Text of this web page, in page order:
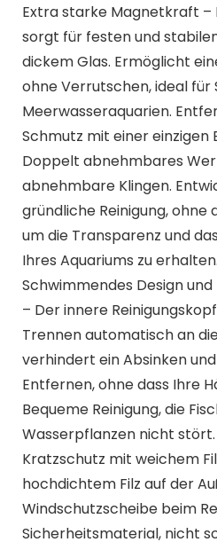
Extra starke Magnetkraft
sorgt für festen und
dickem Glas. Ermöglicht
ohne Verrutschen, ideal für
Meerwasseraquarien.
Schmutz mit einer einzigen
Doppelt abnehmbares
abnehmbare Klingen.
gründliche Reinigung, ohne
um die Transparenz und
Ihres Aquariums zu erhalten.
Schwimmendes Design
– Der innere
Trennen automatisch an
verhindert ein Absinken
Entfernen, ohne dass Ihre
Bequeme Reinigung, die
Wasserpflanzen nicht stört.
Kratzschutz mit weichem
hochdichtem Filz auf der
Windschutzscheibe beim
Sicherheitsmaterial, nicht